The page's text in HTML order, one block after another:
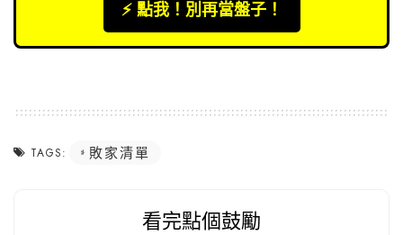
⚡️ 點我！別再當盤子！
TAGS: 敗家清單
看完點個鼓勵